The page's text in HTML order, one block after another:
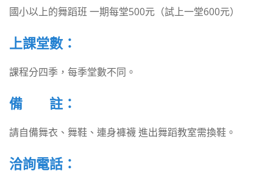
國小以上的舞蹈班 一期每堂500元（試上一堂600元）
上課堂數：
課程分四季，每季堂數不同。
備 註：
請自備舞衣、舞鞋、連身褲襪 進出舞蹈教室需換鞋。
洽詢電話：